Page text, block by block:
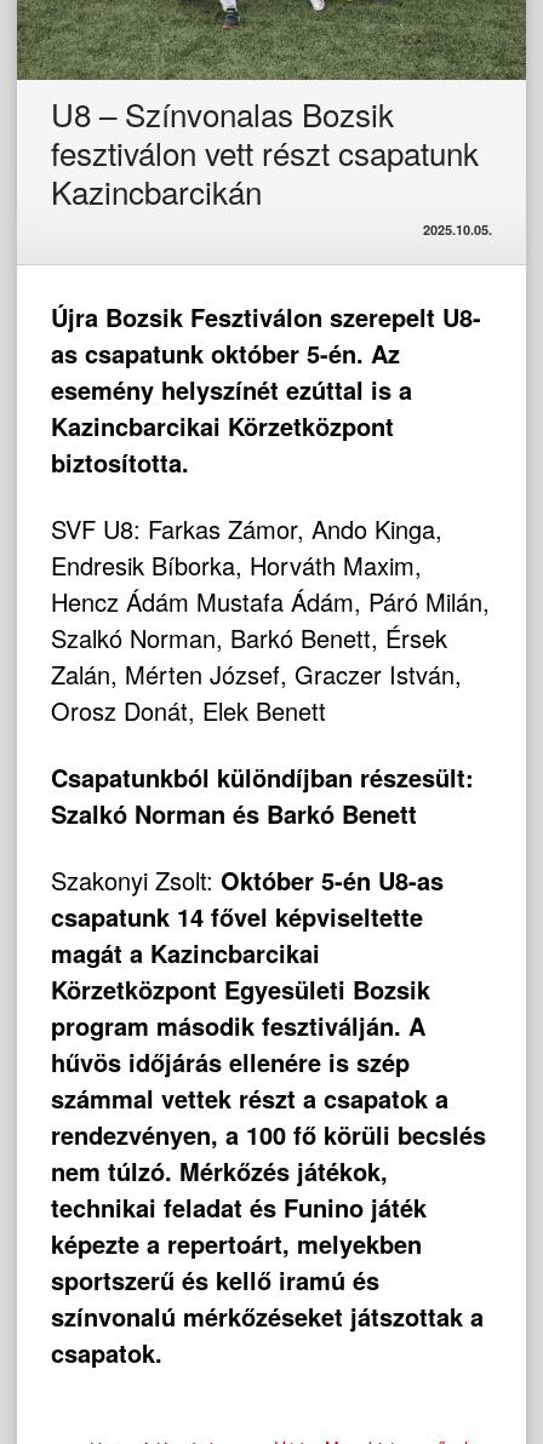
U8 – Színvonalas Bozsik
fesztiválon vett részt csapatunk
Kazincbarcikán
2025.10.05.
Újra Bozsik Fesztiválon szerepelt U8-
as csapatunk október 5-én. Az
esemény helyszínét ezúttal is a
Kazincbarcikai Körzetközpont
biztosította.
SVF U8: Farkas Zámor, Ando Kinga,
Endresik Bíborka, Horváth Maxim,
Hencz Ádám Mustafa Ádám, Páró Milán,
Szalkó Norman, Barkó Benett, Érsek
Zalán, Mérten József, Graczer István,
Orosz Donát, Elek Benett
Csapatunkból különdíjban részesült:
Szalkó Norman és Barkó Benett
Szakonyi Zsolt: Október 5-én U8-as
csapatunk 14 fővel képviseltette
magát a Kazincbarcikai
Körzetközpont Egyesületi Bozsik
program második fesztiválján. A
hűvös időjárás ellenére is szép
számmal vettek részt a csapatok a
rendezvényen, a 100 fő körüli becslés
nem túlzó. Mérkőzés játékok,
technikai feladat és Funino játék
képezte a repertoárt, melyekben
sportszerű és kellő iramú és
színvonalú mérkőzéseket játszottak a
csapatok.